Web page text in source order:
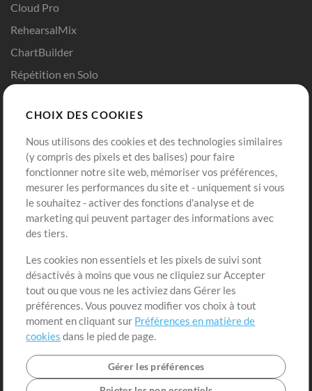
Cloud Pro
RehearsalMix
ChartBuilder
Répétition en Solo
Modèles ProPresenter
Sons
Boutique
Acheter des crédits
Contenu gratuit
Extras
Sessions
Soumettre votre contenu
Listes de lecture
Conférence MT
Compte
Connexion
S'inscrire
CHOIX DES COOKIES
Nous utilisons des cookies et des technologies similaires
(y compris des pixels et des balises) pour faire
fonctionner notre site web, mémoriser vos préférences,
mesurer les performances du site et - uniquement si vous
le souhaitez - activer des fonctions d'analyse et de
marketing qui peuvent partager des informations avec
des tiers.
Les cookies non essentiels et les pixels de suivi sont
désactivés à moins que vous ne cliquiez sur Accepter
tout ou que vous ne les activiez dans Gérer les
préférences. Vous pouvez modifier vos choix à tout
moment en cliquant sur Préférences en matière de
cookies dans le pied de page.
Gérer les préférences